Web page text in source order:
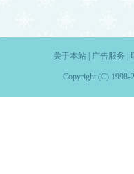
关于本站| 广告服务
Copyright (C) 1998-